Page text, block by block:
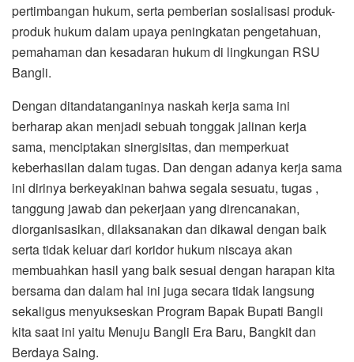
pertimbangan hukum, serta pemberian sosialisasi produk-
produk hukum dalam upaya peningkatan pengetahuan,
pemahaman dan kesadaran hukum di lingkungan RSU
Bangli.
Dengan ditandatanganinya naskah kerja sama ini
berharap akan menjadi sebuah tonggak jalinan kerja
sama, menciptakan sinergisitas, dan memperkuat
keberhasilan dalam tugas. Dan dengan adanya kerja sama
ini dirinya berkeyakinan bahwa segala sesuatu, tugas ,
tanggung jawab dan pekerjaan yang direncanakan,
diorganisasikan, dilaksanakan dan dikawal dengan baik
serta tidak keluar dari koridor hukum niscaya akan
membuahkan hasil yang baik sesuai dengan harapan kita
bersama dan dalam hal ini juga secara tidak langsung
sekaligus menyukseskan Program Bapak Bupati Bangli
kita saat ini yaitu Menuju Bangli Era Baru, Bangkit dan
Berdaya Saing.